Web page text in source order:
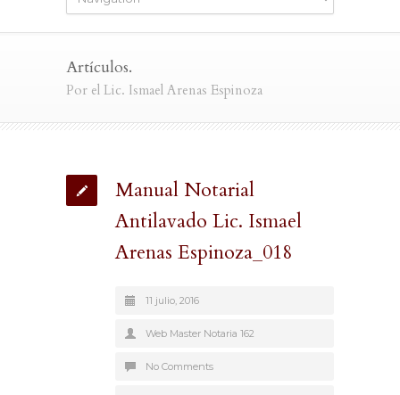
Artículos.
Por el Lic. Ismael Arenas Espinoza
Manual Notarial
Antilavado Lic. Ismael
Arenas Espinoza_018
11 julio, 2016
Web Master Notaria 162
No Comments